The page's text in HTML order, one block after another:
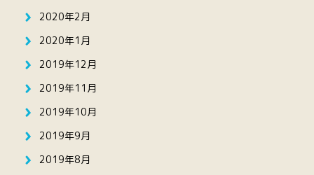
2020年2月
2020年1月
2019年12月
2019年11月
2019年10月
2019年9月
2019年8月